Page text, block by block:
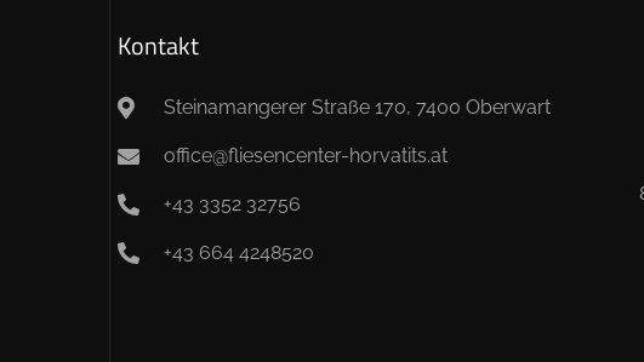
Kontakt
Steinamangerer Straße 170, 7400 Oberwart
office@fliesencenter-horvatits.at
+43 3352 32756
+43 664 4248520